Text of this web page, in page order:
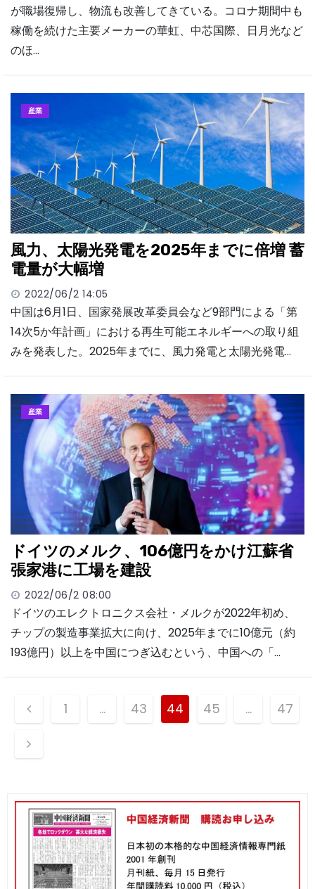
が職場復帰し、物流も改善してきている。コロナ期間中も
稼働を続けた主要メーカーの華虹、中芯国際、日月光など
のほ…
産業
風力、太陽光発電を2025年までに倍増 蓄
電量が大幅増
2022/06/2 14:05
中国は6月1日、国家発展改革委員会など9部門による「第
14次5か年計画」における再生可能エネルギーへの取り組
みを発表した。2025年までに、風力発電と太陽光発電…
産業
ドイツのメルク、106億円をかけ江蘇省
張家港に工場を建設
2022/06/2 08:00
ドイツのエレクトロニクス会社・メルクが2022年初め、
チップの製造事業拡大に向け、2025年までに10億元（約
193億円）以上を中国につぎ込むという、中国への「…
投
稿
ナ
ゲ
1 … 43 44 45 … 47